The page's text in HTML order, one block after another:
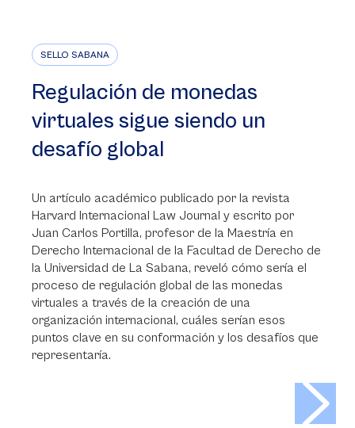
SELLO SABANA
Regulación de monedas
virtuales sigue siendo un
desafío global
Un artículo académico publicado por la revista
Harvard Internacional Law Journal y escrito por
Juan Carlos Portilla, profesor de la Maestría en
Derecho Internacional de la Facultad de Derecho de
la Universidad de La Sabana, reveló cómo sería el
proceso de regulación global de las monedas
virtuales a través de la creación de una
organización internacional, cuáles serían esos
puntos clave en su conformación y los desafíos que
representaría.